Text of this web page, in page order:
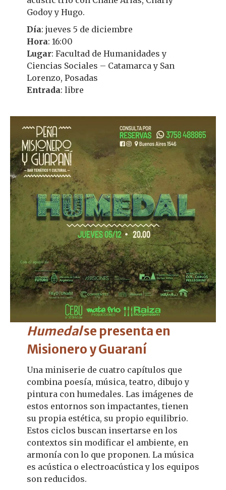
Godoy y Hugo.
Día: jueves 5 de diciembre
Hora: 16:00
Lugar: Facultad de Humanidades y
Ciencias Sociales – Catamarca y San
Lorenzo, Posadas
Entrada: libre
Humedalse presenta en
Misionero y Guaraní
Una miniserie de cuatro capítulos que
combina poesía, música, teatro, dibujo y
pintura con humedales. Las imágenes de
estos entornos son impactantes, tienen
su propia estética, su propio equilibrio.
Estos ciclos buscan insertarse en los
contextos sin modificar el ambiente, en
armonía con lo que proponen. La música
es acústica o electroacústica y los equipos
son reducidos.